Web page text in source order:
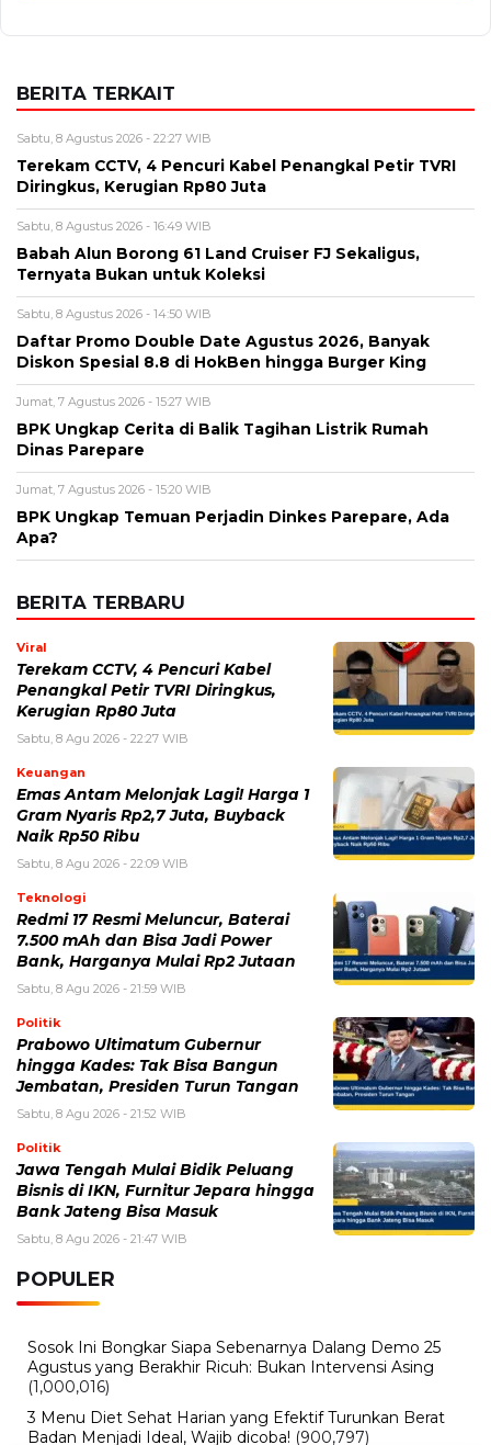
Ternyata Bukan untuk Koleksi
Sabtu, 8 Agustus 2026 - 14:50 WIB
Daftar Promo Double Date Agustus 2026, Banyak
Diskon Spesial 8.8 di HokBen hingga Burger King ‎
Jumat, 7 Agustus 2026 - 15:27 WIB
BPK Ungkap Cerita di Balik Tagihan Listrik Rumah
Dinas Parepare
Jumat, 7 Agustus 2026 - 15:20 WIB
BPK Ungkap Temuan Perjadin Dinkes Parepare, Ada
Apa?
BERITA TERBARU
Viral
Terekam CCTV, 4 Pencuri Kabel
Penangkal Petir TVRI Diringkus,
Kerugian Rp80 Juta
Sabtu, 8 Agu 2026 - 22:27 WIB
Keuangan
Emas Antam Melonjak Lagi! Harga 1
Gram Nyaris Rp2,7 Juta, Buyback
Naik Rp50 Ribu
Sabtu, 8 Agu 2026 - 22:09 WIB
Teknologi
Redmi 17 Resmi Meluncur, Baterai
7.500 mAh dan Bisa Jadi Power
Bank, Harganya Mulai Rp2 Jutaan
Sabtu, 8 Agu 2026 - 21:59 WIB
Prabowo Ultimatum Gubernur
hingga Kades: Tak Bisa Bangun
Jembatan, Presiden Turun Tangan
Sabtu, 8 Agu 2026 - 21:52 WIB
Politik
Jawa Tengah Mulai Bidik Peluang
Bisnis di IKN, Furnitur Jepara hingga
Bank Jateng Bisa Masuk
Sabtu, 8 Agu 2026 - 21:47 WIB
POPULER
Sosok Ini Bongkar Siapa Sebenarnya Dalang Demo 25
Agustus yang Berakhir Ricuh: Bukan Intervensi Asing
(1,000,016)
3 Menu Diet Sehat Harian yang Efektif Turunkan Berat
10 Teknik Ngepet Halal
5 Resep Cumi yang Mantul dan Mudah Dimasak
(602,434)
Konser Super Junior, ELF Wajib Tahu! (502,151)